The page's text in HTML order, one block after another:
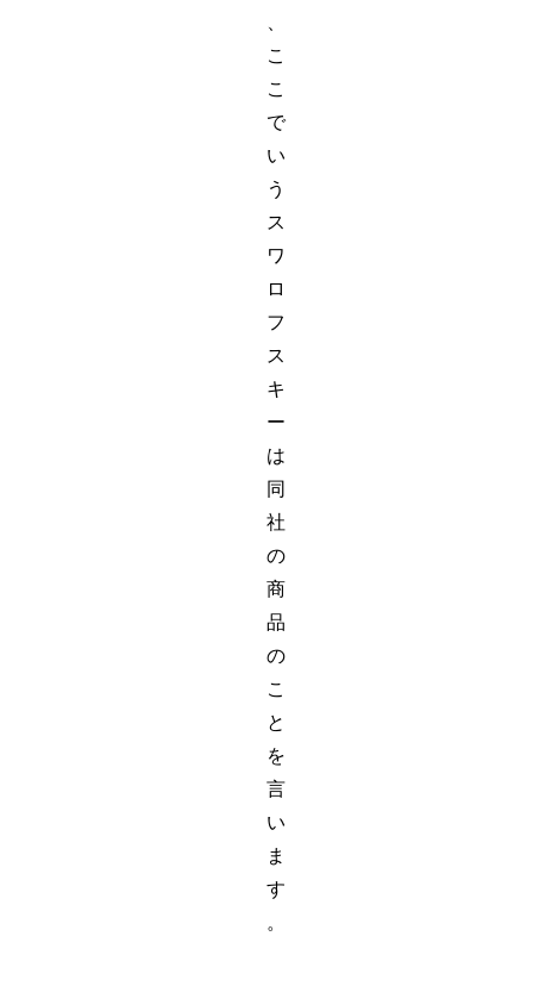
こ
こ
で
い
う
ス
ワ
ロ
フ
ス
キ
ー
は
同
社
の
商
品
の
こ
と
を
言
い
ま
す
。